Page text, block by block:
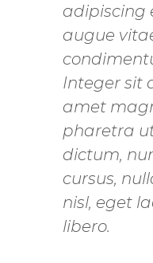
adipiscing
augue
Integer sit
amet
pharetra
dictum,
cursus,
nisl, eget
libero.